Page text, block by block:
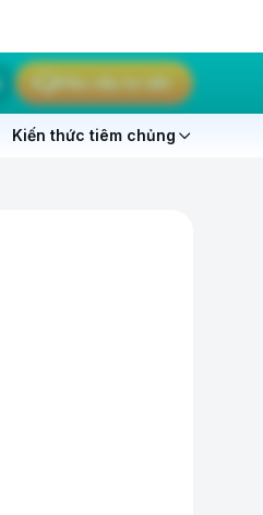
Yêu cầu tư vấn
Kiến thức tiêm chủng